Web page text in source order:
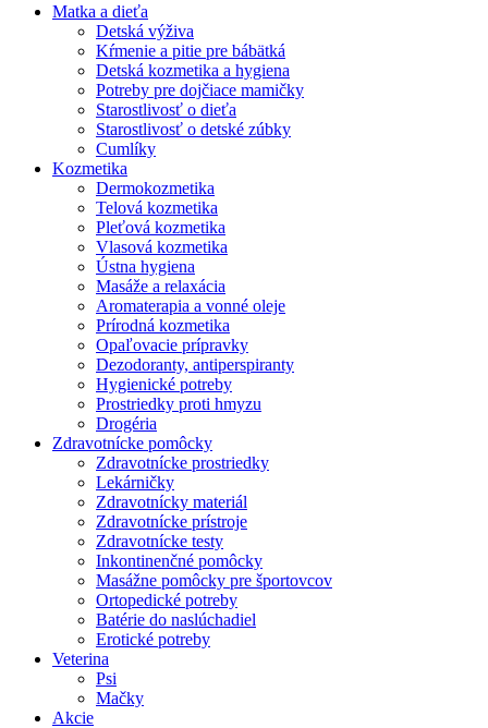
Matka a dieťa
Detská výživa
Kŕmenie a pitie pre bábätká
Detská kozmetika a hygiena
Potreby pre dojčiace mamičky
Starostlivosť o dieťa
Starostlivosť o detské zúbky
Cumlíky
Kozmetika
Dermokozmetika
Telová kozmetika
Pleťová kozmetika
Vlasová kozmetika
Ústna hygiena
Masáže a relaxácia
Aromaterapia a vonné oleje
Prírodná kozmetika
Opaľovacie prípravky
Dezodoranty, antiperspiranty
Hygienické potreby
Prostriedky proti hmyzu
Drogéria
Zdravotnícke pomôcky
Zdravotnícke prostriedky
Lekárničky
Zdravotnícky materiál
Zdravotnícke prístroje
Zdravotnícke testy
Inkontinenčné pomôcky
Masážne pomôcky pre športovcov
Ortopedické potreby
Batérie do naslúchadiel
Erotické potreby
Veterina
Psi
Mačky
Akcie